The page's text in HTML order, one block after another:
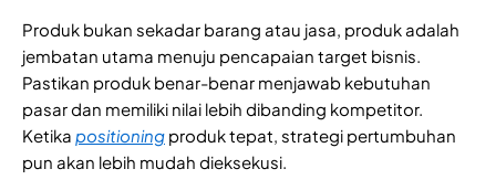
Produk bukan sekadar barang atau jasa, produk adalah
jembatan utama menuju pencapaian target bisnis.
Pastikan produk benar-benar menjawab kebutuhan
pasar dan memiliki nilai lebih dibanding kompetitor.
Ketika positioning produk tepat, strategi pertumbuhan
pun akan lebih mudah dieksekusi.